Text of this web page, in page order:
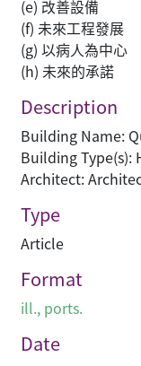
(e) 改善設備
(f) 未來工程發展
(g) 以病人為中心
(h) 未來的承諾
Description
Building Name:
Building Type(s):
Architect:
Type
Article
Format
ill., ports.
Date